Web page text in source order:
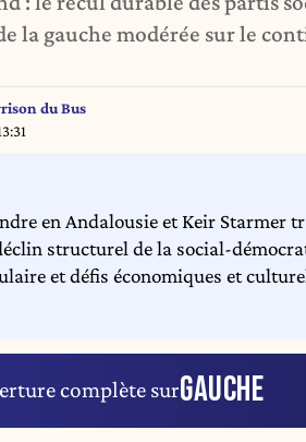
la gauche modérée sur le
du Bus
en Andalousie et Keir
structurel de la social-
et défis économiques et
complète surGAUCHE